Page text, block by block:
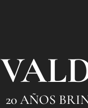
20 AÑOS